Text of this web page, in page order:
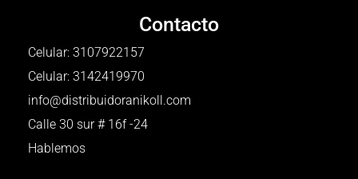
Contacto
Celular: 3107922157
Celular: 3142419970
info@distribuidoranikoll.com
Calle 30 sur # 16f -24
Hablemos